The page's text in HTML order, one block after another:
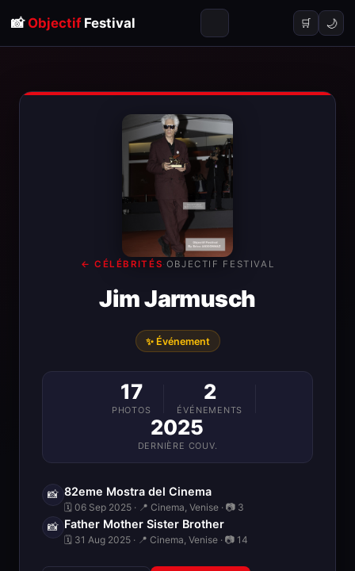
📸 ObjectifFestival 🛒 🌙
← CÉLÉBRITÉS· OBJECTIF FESTIVAL
Jim Jarmusch
✨ Événement
17
PHOTOS
2
ÉVÉNEMENTS
2025
DERNIÈRE COUV.
📸 82eme Mostra del Cinema
🗓 06 Sep 2025 · 📍 Cinema, Venise · 📷 3
📸 Father Mother Sister Brother
🗓 31 Aug 2025 · 📍 Cinema, Venise · 📷 14